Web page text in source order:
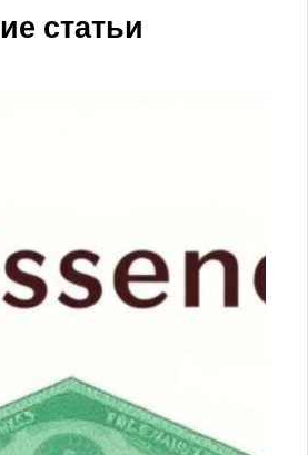
статьи